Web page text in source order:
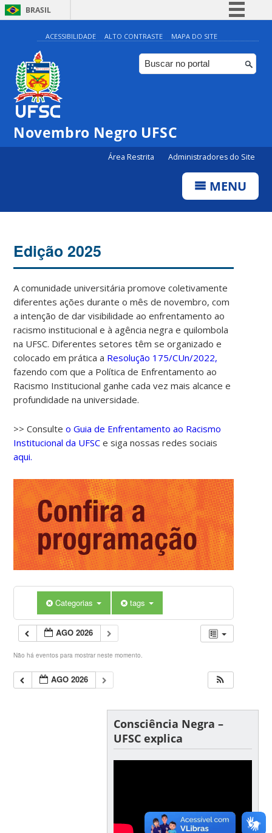
BRASIL
Simplifique!
Comunica BR
Participe
ACESSIBILIDADE ALTO CONTRASTE MAPA DO SITE
Novembro Negro UFSC
Área Restrita Administradores do Site
MENU
Edição 2025
A comunidade universitária promove coletivamente
diferentes ações durante o mês de novembro, com
a intenção de dar visibilidade ao enfrentamento ao
racismo institucional e à agência negra e quilombola
na UFSC. Diferentes setores têm se organizado e
colocado em prática a Resolução 175/CUn/2022,
fazendo com que a Política de Enfrentamento ao
Racismo Institucional ganhe cada vez mais alcance e
profundidade na universidade.
>> Consulteo Guia de Enfrentamento ao Racismo
Institucional da UFSC e siga nossas redes sociais
aqui.
Categorias tags
AGO 2026
Não há eventos para mostrar neste momento.
AGO 2026
Consciência Negra –
UFSC explica